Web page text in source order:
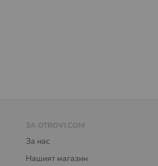
ЗА OTROVI.COM
За нас
Нашият магазин